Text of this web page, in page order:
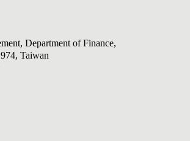
Department of Finance,
Taiwan